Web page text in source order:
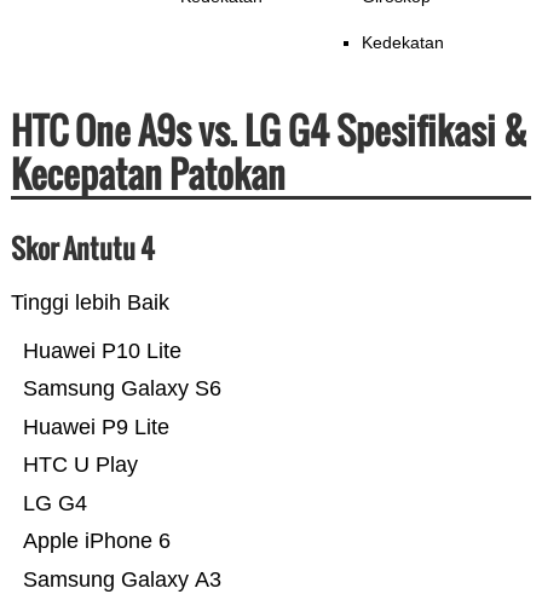
Kedekatan
HTC One A9s vs. LG G4 Spesifikasi &
Kecepatan Patokan
Skor Antutu 4
Tinggi lebih Baik
Samsung Galaxy A3
Apple iPhone 6
LG G4
HTC U Play
Huawei P9 Lite
Samsung Galaxy S6
Huawei P10 Lite